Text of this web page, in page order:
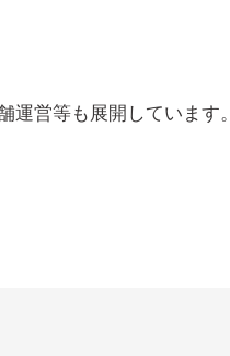
営等も展開しています。